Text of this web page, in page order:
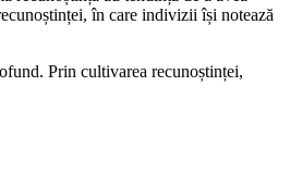
în care indivizii își notează
Prin cultivarea recunoștinței,